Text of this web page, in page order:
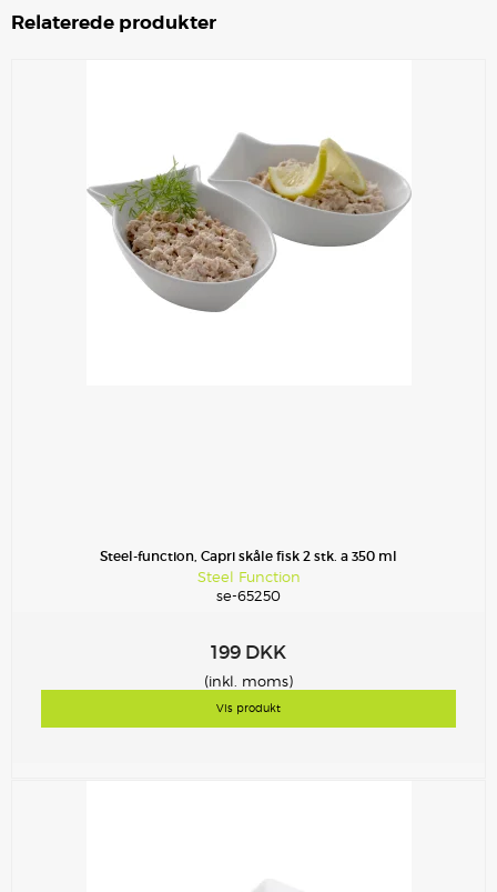
Relaterede produkter
Steel-function, Capri skåle fisk 2 stk. a 350 ml
Steel Function
se-65250
199 DKK
(inkl. moms)
Vis produkt